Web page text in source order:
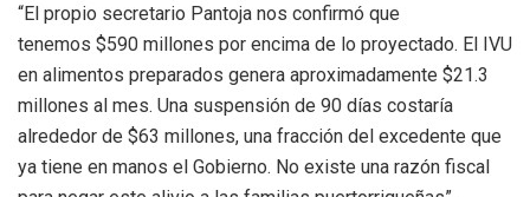
“El propio secretario Pantoja nos confirmó que
tenemos $590 millones por encima de lo proyectado. El IVU
en alimentos preparados genera aproximadamente $21.3
millones al mes. Una suspensión de 90 días costaría
alrededor de $63 millones, una fracción del excedente que
ya tiene en manos el Gobierno. No existe una razón fiscal